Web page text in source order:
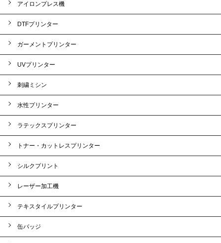
アイロンプレス機
DTFプリンター
ガーメントプリンター
UVプリンター
刺繍ミシン
水性プリンター
ラテックスプリンター
トナー・カットレスプリンター
シルクプリント
レーザー加工機
テキスタイルプリンター
缶バッジ